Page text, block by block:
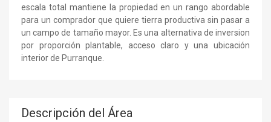
escala total mantiene la propiedad en un rango abordable
para un comprador que quiere tierra productiva sin pasar a
un campo de tamaño mayor. Es una alternativa de inversion
por proporción plantable, acceso claro y una ubicación
interior de Purranque.
Descripción del Área